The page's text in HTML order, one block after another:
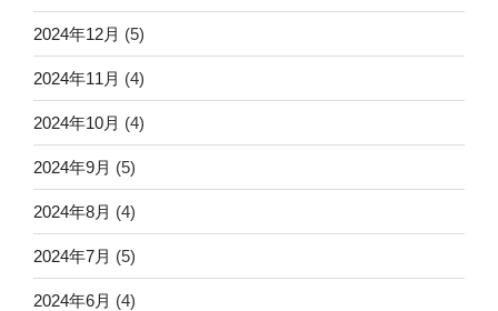
2024年12月 (5)
2024年11月 (4)
2024年10月 (4)
2024年9月 (5)
2024年8月 (4)
2024年7月 (5)
2024年6月 (4)